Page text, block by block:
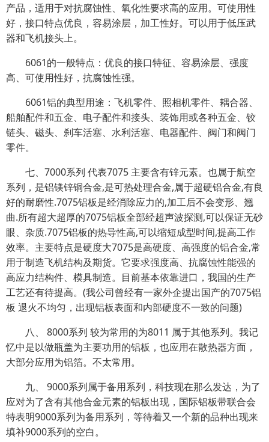
产品，适用于对抗腐蚀性、氧化性要求高的应用。可使用性
好，接口特点优良，容易涂层，加工性好。可以用于低压武
器和飞机接头上。
6061的一般特点：优良的接口特征、容易涂层、强度
高、可使用性好，抗腐蚀性强。
6061铝的典型用途：飞机零件、照相机零件、耦合器、
船舶配件和五金、电子配件和接头、装饰用或各种五金、铰
链头、磁头、刹车活塞、水利活塞、电器配件、阀门和阀门
零件。
七、7000系列 代表7075 主要含有锌元素。也属于航空
系列，是铝镁锌铜合金,是可热处理合金,属于超硬铝合金,有良
好的耐磨性.7075铝板是经消除应力的,加工后不会变形、翘
曲.所有超大超厚的7075铝板全部经超声波探测,可以保证无砂
眼、杂质.7075铝板的热导性高,可以缩短成型时间,提高工作
效率。主要特点是硬度大7075是高硬度、高强度的铝合金,常
用于制造飞机结构及期货。它要求强度高、抗腐蚀性能强的
高应力结构件、模具制造。目前基本依靠进口，我国的生产
工艺还有待提高。(我公司曾经有一家外企提出国产的7075铝
板 退火不均匀，出现铝板表面和内部硬度不一致的问题)
八、 8000系列 较为常用的为8011 属于其他系列。我记
忆中是以做瓶盖为主要功用的铝板，也应用在散热器方面，
大部分应用为铝箔。不太常用。
九、 9000系列属于备用系列，科技现在那么发达，为了
应对为了含有其他合金元素的铝板出现，国际铝板带联合会
特表明9000系列为备用系列，等待着又一个新的品种出现来
填补9000系列的空白。